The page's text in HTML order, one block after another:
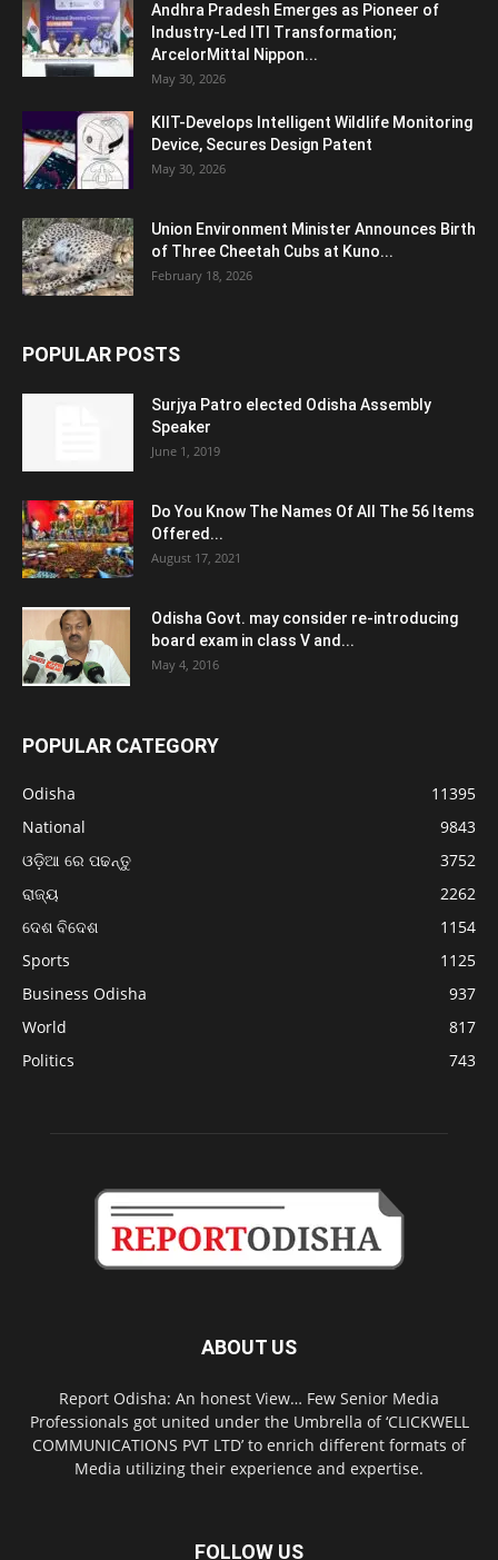
Andhra Pradesh Emerges as Pioneer of
Industry-Led ITI Transformation;
ArcelorMittal Nippon...
May 30, 2026
KIIT-Develops Intelligent Wildlife Monitoring
Device, Secures Design Patent
May 30, 2026
Union Environment Minister Announces Birth
of Three Cheetah Cubs at Kuno...
February 18, 2026
POPULAR POSTS
Surjya Patro elected Odisha Assembly
Speaker
June 1, 2019
Do You Know The Names Of All The 56 Items
Offered...
August 17, 2021
Odisha Govt. may consider re-introducing
board exam in class V and...
May 4, 2016
POPULAR CATEGORY
Odisha
11395
National
9843
ଓଡ଼ିଆ ରେ ପଢନ୍ତୁ
3752
ରାଜ୍ୟ
2262
ଦେଶ ବିଦେଶ
1154
Sports
1125
Business Odisha
937
World
817
Politics
743
ABOUT US
Report Odisha: An honest View… Few Senior Media
Professionals got united under the Umbrella of ‘CLICKWELL
COMMUNICATIONS PVT LTD’ to enrich different formats of
Media utilizing their experience and expertise.
FOLLOW US